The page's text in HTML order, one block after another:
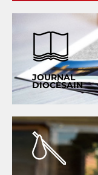
JOURNAL
DIOCÈSAIN